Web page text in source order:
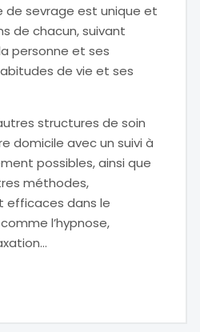
de sevrage est unique et
de chacun, suivant
personne et ses
de vie et ses
structures de soin
domicile avec un suivi à
possibles, ainsi que
méthodes,
efficaces dans le
l’hypnose,